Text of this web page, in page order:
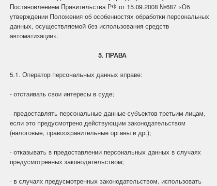
Постановлением Правительства РФ от 15.09.2008 №687 «Об
утверждении Положения об особенностях обработки персональных
данных, осуществляемой без использования средств
автоматизации».
5. ПРАВА
5.1. Оператор персональных данных вправе:
- отстаивать свои интересы в суде;
- предоставлять персональные данные субъектов третьим лицам,
если это предусмотрено действующим законодательством
(налоговые, правоохранительные органы и др.);
- отказывать в предоставлении персональных данных в случаях
предусмотренных законодательством;
- в случаях предусмотренных законодательством, использовать